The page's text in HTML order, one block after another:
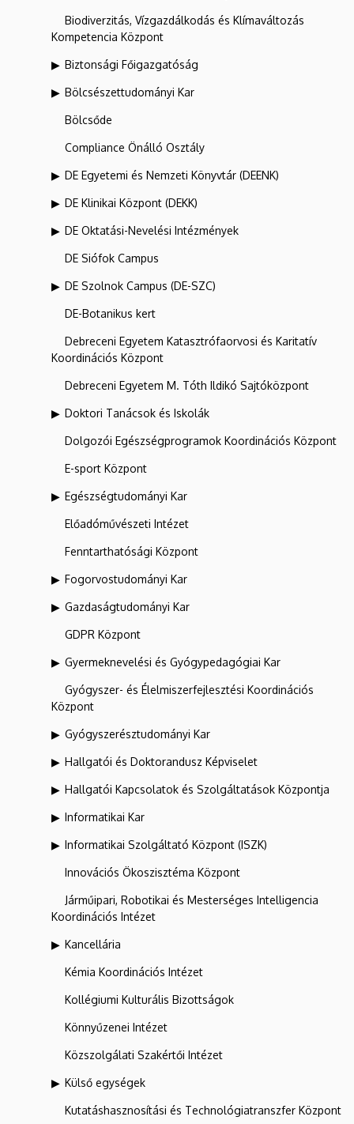
Biodiverzitás, Vízgazdálkodás és Klímaváltozás
Kompetencia Központ
Biztonsági Főigazgatóság
Bölcsészettudományi Kar
Bölcsőde
Compliance Önálló Osztály
DE Egyetemi és Nemzeti Könyvtár (DEENK)
DE Klinikai Központ (DEKK)
DE Oktatási-Nevelési Intézmények
DE Siófok Campus
DE Szolnok Campus (DE-SZC)
DE-Botanikus kert
Debreceni Egyetem Katasztrófaorvosi és Karitatív
Koordinációs Központ
Debreceni Egyetem M. Tóth Ildikó Sajtóközpont
Doktori Tanácsok és Iskolák
Dolgozói Egészségprogramok Koordinációs Központ
E-sport Központ
Egészségtudományi Kar
Előadóművészeti Intézet
Fenntarthatósági Központ
Fogorvostudományi Kar
Gazdaságtudományi Kar
GDPR Központ
Gyermeknevelési és Gyógypedagógiai Kar
Gyógyszer- és Élelmiszerfejlesztési Koordinációs
Központ
Gyógyszerésztudományi Kar
Hallgatói és Doktorandusz Képviselet
Hallgatói Kapcsolatok és Szolgáltatások Központja
Informatikai Kar
Informatikai Szolgáltató Központ (ISZK)
Innovációs Ökoszisztéma Központ
Járműipari, Robotikai és Mesterséges Intelligencia
Koordinációs Intézet
Kancellária
Kémia Koordinációs Intézet
Kollégiumi Kulturális Bizottságok
Könnyűzenei Intézet
Közszolgálati Szakértői Intézet
Külső egységek
Kutatáshasznosítási és Technológiatranszfer Központ